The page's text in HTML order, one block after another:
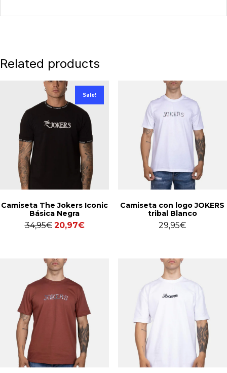
Related products
Sale!
Camiseta The Jokers Iconic
Básica Negra
34,95€ 20,97€
Camiseta con logo JOKERS
tribal Blanco
29,95€